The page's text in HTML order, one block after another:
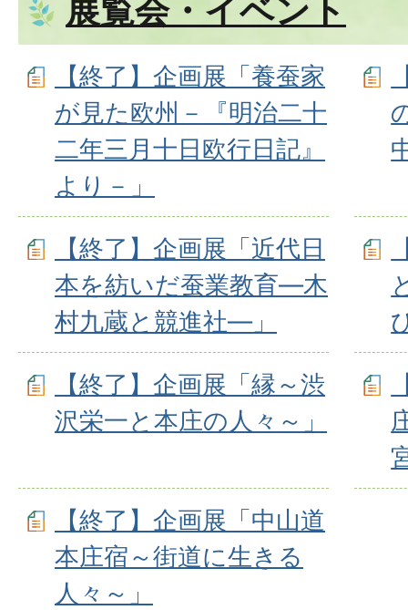
展覧会・イベント
【終了】企画展「養蚕家
が見た欧州－『明治二十
二年三月十日欧行日記』
より－」
【終了】企画展「近代日
本を紡いだ蚕業教育―木
村九蔵と競進社―」
【終了】企画展「縁～渋
沢栄一と本庄の人々～」
【終了】企画展「中山道
本庄宿～街道に生きる
人々～」